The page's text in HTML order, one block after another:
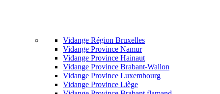
Vidange Région Bruxelles
Vidange Province Namur
Vidange Province Hainaut
Vidange Province Brabant-Wallon
Vidange Province Luxembourg
Vidange Province Liège